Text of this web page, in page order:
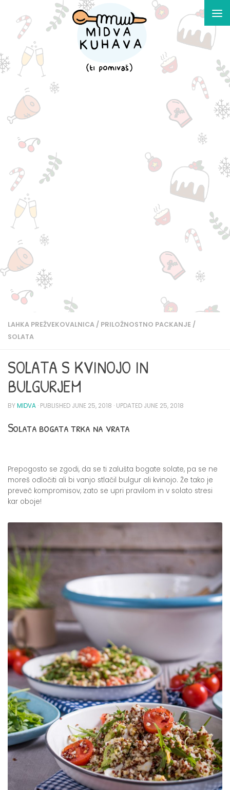
LAHKA PREŽVEKOVALNICA / PRILOŽNOSTNO PACKANJE /
SOLATA
SOLATA S KVINOJO IN
BULGURJEM
BYMIDVA · PUBLISHED JUNE 25, 2018 · UPDATED JUNE 25, 2018
Solata bogata trka na vrata
Prepogosto se zgodi, da se ti zalušta bogate solate, pa se ne
moreš odločiti ali bi vanjo stlačil bulgur ali kvinojo. Že tako je
preveč kompromisov, zato se upri pravilom in v solato stresi
kar oboje!